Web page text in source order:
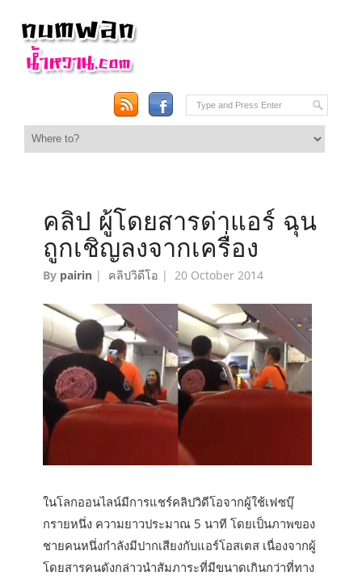
คลิป ผู้โดยสารด่าแอร์ ฉุน
ถูกเชิญลงจากเครื่อง
By pairin | คลิปวิดีโอ |20 October 2014
ในโลกออนไลน์มีการแชร์คลิปวิดีโอจากผู้ใช้เฟซบุ๊
กรายหนึ่ง ความยาวประมาณ 5 นาที โดยเป็นภาพของ
ชายคนหนึ่งกำลังมีปากเสียงกับแอร์โอสเตส เนื่องจากผู้
โดยสารคนดังกล่าวนำสัมภาระที่มีขนาดเกินกว่าที่ทาง